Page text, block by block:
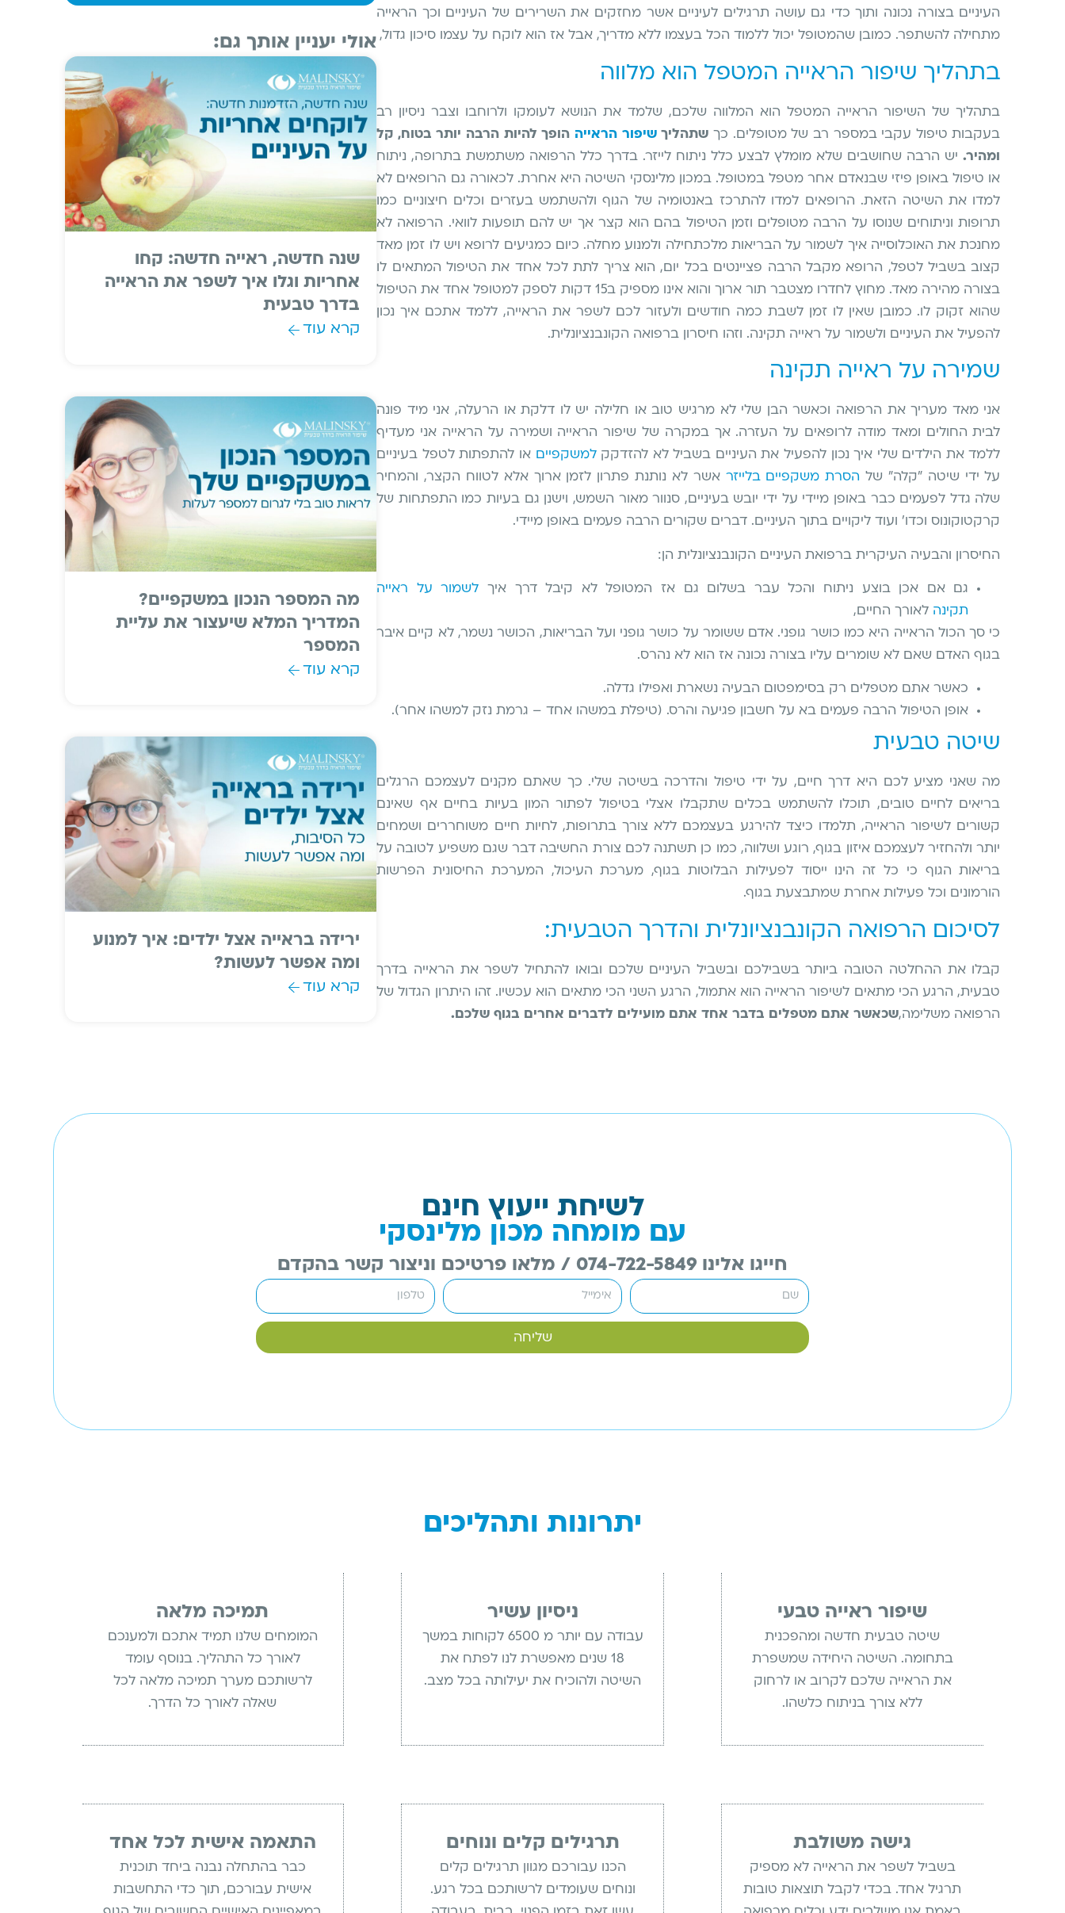
העיניים בצורה נכונה ותוך כדי גם עושה תרגילים לעיניים אשר מחזקים את השרירים של העיניים וכך הראייה
מתחילה להשתפר. כמובן שהמטופל יכול ללמוד הכל בעצמו ללא מדריך, אבל אז הוא לוקח על עצמו סיכון גדול,
בתהליך שיפור הראייה המטפל הוא מלווה
בתהליך של השיפור הראייה המטפל הוא המלווה שלכם, שלמד את הנושא לעומקו ולרוחבו וצבר ניסיון רב
בעקבות טיפול עקבי במספר רב של מטופלים. כך שתהליךשיפור הראייה הופך להיות הרבה יותר בטוח, קל
ומהיר. יש הרבה שחושבים שלא מומלץ לבצע כלל ניתוח לייזר. בדרך כלל הרפואה משתמשת בתרופה, ניתוח
או טיפול באופן פיזי שבנאדם אחר מטפל במטופל. במכון מלינסקי השיטה היא אחרת. לכאורה גם הרופאים לא
למדו את השיטה הזאת. הרופאים למדו להתרכז באנטומיה של הגוף ולהשתמש בעזרים וכלים חיצוניים כמו
תרופות וניתוחים שנוסו על הרבה מטופלים וזמן הטיפול בהם הוא קצר אך יש להם תופעות לוואי. הרפואה לא
מחנכת את האוכלוסייה איך לשמור על הבריאות מלכתחילה ולמנוע מחלה. כיום כמגיעים לרופא ויש לו זמן מאד
קצוב בשביל לטפל, הרופא מקבל הרבה פציינטים בכל יום, הוא צריך לתת לכל אחד את הטיפול המתאים לו
בצורה מהירה מאד. מחוץ לחדרו מצטבר תור ארוך והוא אינו מספיק ב15 דקות לספק למטופל אחד את הטיפול
שהוא זקוק לו. כמובן שאין לו זמן לשבת כמה חודשים ולעזור לכם לשפר את הראייה, ללמד אתכם איך נכון
להפעיל את העיניים ולשמור על ראייה תקינה. וזהו חיסרון ברפואה הקונבנציונלית.
שמירה על ראייה תקינה
אני מאד מעריך את הרפואה וכאשר הבן שלי לא מרגיש טוב או חלילה יש לו דלקת או הרעלה, אני מיד פונה
לבית החולים ומאד מודה לרופאים על העזרה. אך במקרה של שיפור הראייה ושמירה על הראייה אני מעדיף
ללמד את הילדים שלי איך נכון להפעיל את העיניים בשביל לא להזדקקלמשקפיים או להתפתות לטפל בעיניים
על ידי שיטה "קלה" של הסרת משקפיים בלייזר אשר לא נותנת פתרון לזמן ארוך אלא לטווח הקצר, והמחיר
שלה גדל לפעמים כבר באופן מיידי על ידי יובש בעיניים, סנוור מאור השמש, וישנן גם בעיות כמו התפתחות של
קרקטוקונוס וכדו' ועוד ליקויים בתוך העיניים. דברים שקורים הרבה פעמים באופן מיידי.
החיסרון והבעיה העיקרית ברפואת העיניים הקונבנציונלית הן:
גם אם אכן בוצע ניתוח והכל עבר בשלום גם אז המטופל לא קיבל דרך איך לשמור על ראייה
תקינה לאורך החיים,
כי סך הכול הראייה היא כמו כושר גופני. אדם ששומר על כושר גופני ועל הבריאות, הכושר נשמר, לא קיים איבר
בגוף האדם שאם לא שומרים עליו בצורה נכונה אז הוא לא נהרס.
כאשר אתם מטפלים רק בסימפטום הבעיה נשארת ואפילו גדלה.
אופן הטיפול הרבה פעמים בא על חשבון פגיעה והרס. (טיפלת במשהו אחד – גרמת נזק למשהו אחר).
שיטה טבעית
מה שאני מציע לכם היא דרך חיים, על ידי טיפול והדרכה בשיטה שלי. כך שאתם מקנים לעצמכם הרגלים
בריאים לחיים טובים, תוכלו להשתמש בכלים שתקבלו אצלי בטיפול לפתור המון בעיות בחיים אף שאינם
קשורים לשיפור הראייה, תלמדו כיצד להירגע בעצמכם ללא צורך בתרופות, לחיות חיים משוחררים ושמחים
יותר ולהחזיר לעצמכם איזון בגוף, רוגע ושלווה, כמו כן תשתנה לכם צורת החשיבה דבר שגם משפיע לטובה על
בריאות הגוף כי כל זה הינו ייסוד לפעילות הבלוטות בגוף, מערכת העיכול, המערכת החיסונית הפרשות
הורמונים וכל פעילות אחרת שמתבצעת בגוף.
לסיכום הרפואה הקונבנציונלית והדרך הטבעית:
קבלו את ההחלטה הטובה ביותר בשבילכם ובשביל העיניים שלכם ובואו להתחיל לשפר את הראייה בדרך
טבעית, הרגע הכי מתאים לשיפור הראייה הוא אתמול, הרגע השני הכי מתאים הוא עכשיו. זהו היתרון הגדול של
הרפואה משלימה,שכאשר אתם מטפלים בדבר אחד אתם מועילים לדברים אחרים בגוף שלכם.
אולי יעניין אותך גם:
שנה חדשה, ראייה חדשה: קחו
אחריות וגלו איך לשפר את הראייה
בדרך טבעית
קרא עוד
מה המספר הנכון במשקפיים?
המדריך המלא שיעצור את עליית
המספר
קרא עוד
ירידה בראייה אצל ילדים: איך למנוע
ומה אפשר לעשות?
קרא עוד
לשיחת ייעוץ חינם
עם מומחה מכון מלינסקי
חייגו אלינו 074-722-5849 / מלאו פרטיכם וניצור קשר בהקדם
שליחה
יתרונות ותהליכים
שיפור ראייה טבעי
שיטה טבעית חדשה ומהפכנית
בתחומה. השיטה היחידה שמשפרת
את הראייה שלכם לקרוב או לרחוק
ללא צורך בניתוח כלשהו.
ניסיון עשיר
עבודה עם יותר מ 6500 לקוחות במשך
18 שנים מאפשרת לנו לפתח את
השיטה ולהוכיח את יעילותה בכל מצב.
תמיכה מלאה
המומחים שלנו תמיד אתכם ולמענכם
לאורך כל התהליך. בנוסף עומד
לרשותכם מערך תמיכה מלאה לכל
שאלה לאורך כל הדרך.
גישה משולבת
בשביל לשפר את הראייה לא מספיק
תרגיל אחד. בכדי לקבל תוצאות טובות
תרגילים קלים ונוחים
הכנו עבורכם מגוון תרגילים קלים
ונוחים שעומדים לרשותכם בכל רגע.
התאמה אישית לכל אחד
כבר בהתחלה נבנה ביחד תוכנית
אישית עבורכם, תוך כדי התחשבות